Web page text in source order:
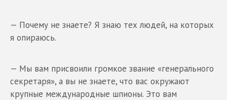
— Почему не знаете? Я знаю тех людей, на которых
я опираюсь.
— Мы вам присвоили громкое звание «генерального
секретаря», а вы не знаете, что вас окружают
крупные международные шпионы. Это вам